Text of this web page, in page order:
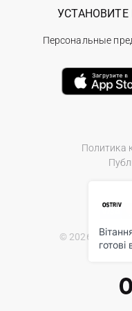
Политика
© 2026
УСТАНОВИТЕ
Персональные